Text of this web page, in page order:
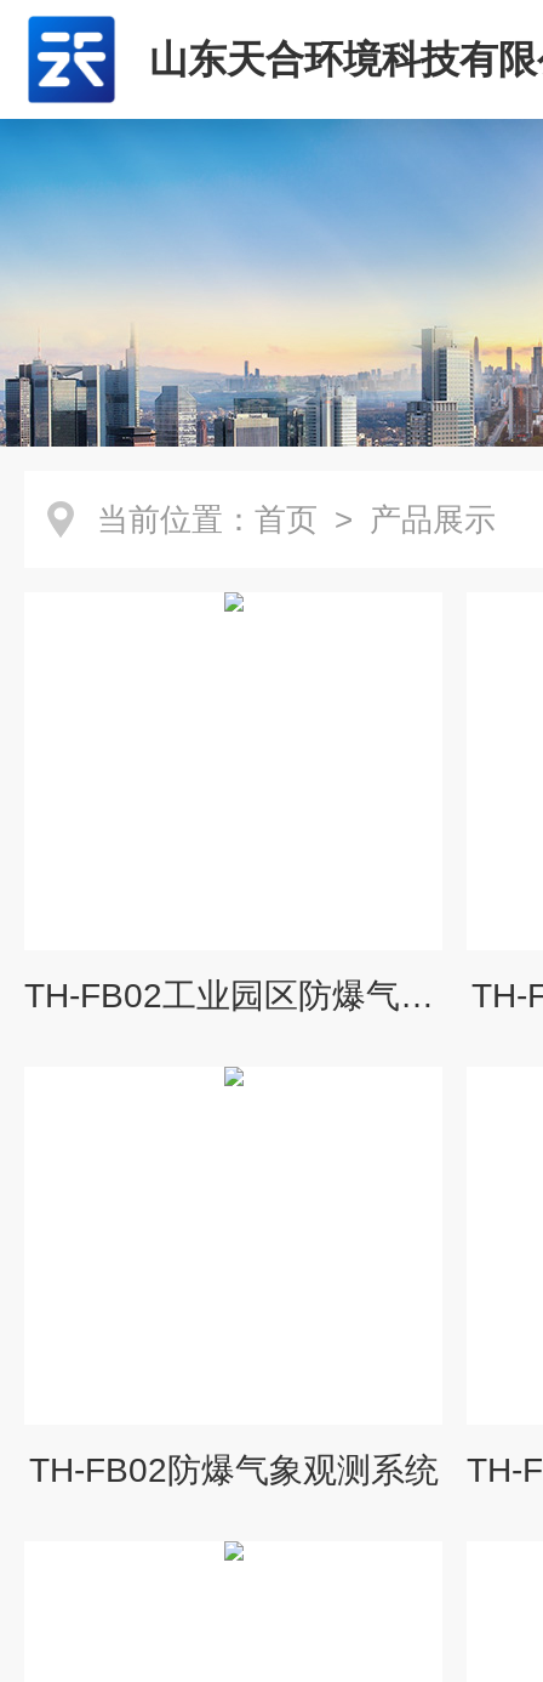
山东天合环境科技有
当前位置： 首页 > 产品展示
TH-FB02工业园区防爆气象站 TH-
TH-FB02防爆气象观测系统